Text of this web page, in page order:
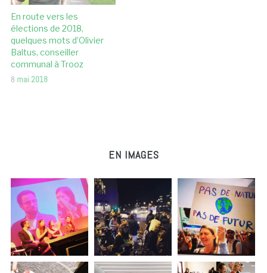
En route vers les
élections de 2018,
quelques mots d’Olivier
Baltus, conseiller
communal à Trooz
8 mai 2018
EN IMAGES